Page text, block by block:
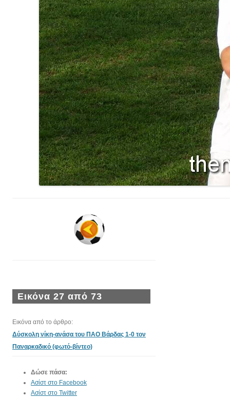
Εικόνα 27 από 73
Εικόνα από το άρθρο:
Δύσκολη νίκη-ανάσα του ΠΑΟ Βάρδας 1-0 τον
Παναρκαδικό (φωτό-βίντεο)
Δώσε πάσα:
Ασίστ στο Facebook
Ασίστ στο Twitter